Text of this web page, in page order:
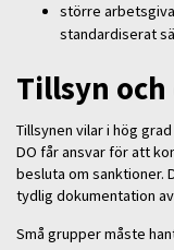
större
standardiserat
Tillsyn
Tillsynen vilar i hög
DO får ansvar för att
besluta om sanktioner.
tydlig dokumentation
Små grupper måste